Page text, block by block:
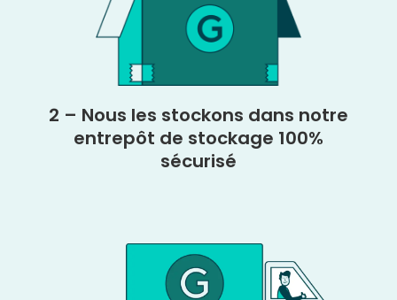
2 – Nous les stockons dans notre
entrepôt de stockage 100%
sécurisé